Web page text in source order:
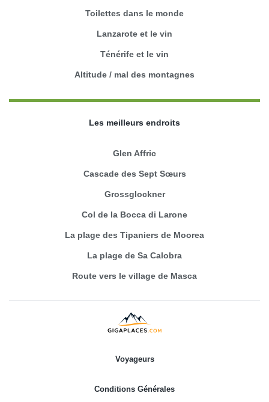
Toilettes dans le monde
Lanzarote et le vin
Ténérife et le vin
Altitude / mal des montagnes
Les meilleurs endroits
Glen Affric
Cascade des Sept Sœurs
Grossglockner
Col de la Bocca di Larone
La plage des Tipaniers de Moorea
La plage de Sa Calobra
Route vers le village de Masca
Voyageurs
Conditions Générales